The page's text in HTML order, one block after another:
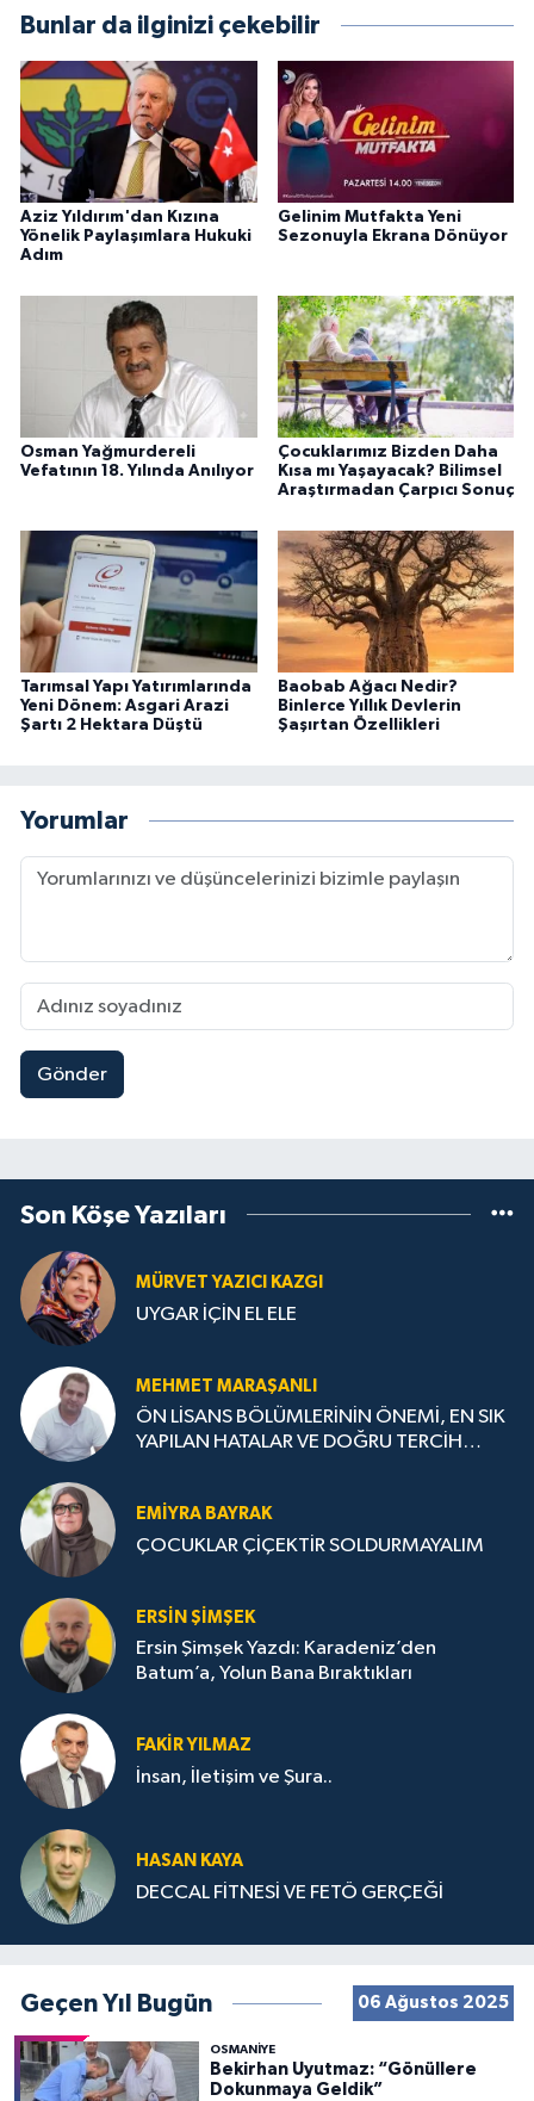
Bunlar da ilginizi çekebilir
Aziz Yıldırım'dan Kızına
Yönelik Paylaşımlara Hukuki
Adım
Gelinim Mutfakta Yeni
Sezonuyla Ekrana Dönüyor
Osman Yağmurdereli
Vefatının 18. Yılında Anılıyor
Çocuklarımız Bizden Daha
Kısa mı Yaşayacak? Bilimsel
Araştırmadan Çarpıcı Sonuç
Tarımsal Yapı Yatırımlarında
Yeni Dönem: Asgari Arazi
Şartı 2 Hektara Düştü
Baobab Ağacı Nedir?
Binlerce Yıllık Devlerin
Şaşırtan Özellikleri
Yorumlar
Gönder
Son Köşe Yazıları
MÜRVET YAZICI KAZGI
UYGAR İÇİN EL ELE
MEHMET MARAŞANLI
ÖN LİSANS BÖLÜMLERİNİN ÖNEMİ, EN SIK
YAPILAN HATALAR VE DOĞRU TERCİH
EMIYRA BAYRAK
ÇOCUKLAR ÇİÇEKTİR SOLDURMAYALIM
ERSIN ŞIMŞEK
Ersin Şimşek Yazdı: Karadeniz’den
Batum’a, Yolun Bana Bıraktıkları
FAKIR YILMAZ
İnsan, İletişim ve Şura..
HASAN KAYA
DECCAL FİTNESİ VE FETÖ GERÇEĞİ
Geçen Yıl Bugün 06 Ağustos 2025
OSMANIYE
Bekirhan Uyutmaz: “Gönüllere
Dokunmaya Geldik”